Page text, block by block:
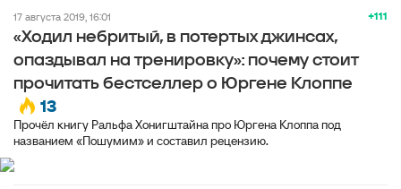
+111
17 августа 2019, 16:01
«Ходил небритый, в потертых джинсах,
опаздывал на тренировку»: почему стоит
прочитать бестселлер о Юргене Клоппе
13
Прочёл книгу Ральфа Хонигштайна про Юргена Клоппа под